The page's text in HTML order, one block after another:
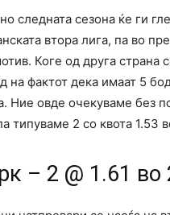
следната сезона ќе ги
втора лига, па во
Коге од друга страна
на фактот дека имаат 5
Ние овде очекуваме без
типуваме 2 со квота 1.53
– 2 @ 1.61 во